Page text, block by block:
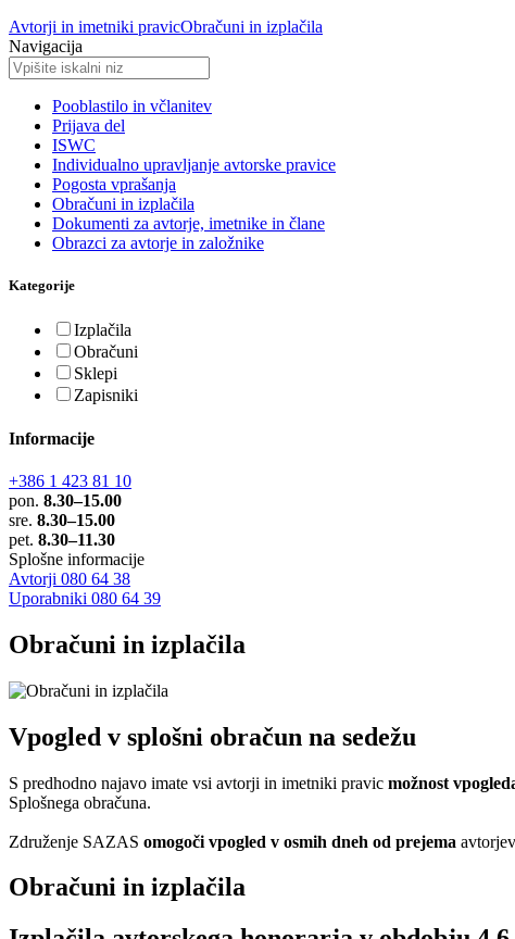
Avtorji in imetniki pravicObračuni in izplačila
Navigacija
Pooblastilo in včlanitev
Prijava del
ISWC
Individualno upravljanje avtorske pravice
Pogosta vprašanja
Obračuni in izplačila
Dokumenti za avtorje, imetnike in člane
Obrazci za avtorje in založnike
Kategorije
Izplačila
Obračuni
Sklepi
Zapisniki
Informacije
+386 1 423 81 10
pon. 8.30–15.00
sre. 8.30–15.00
pet. 8.30–11.30
Splošne informacije
Avtorji 080 64 38
Uporabniki 080 64 39
Obračuni in izplačila
Vpogled v splošni obračun na sedežu
S predhodno najavo imate vsi avtorji in imetniki pravic možnost
Splošnega obračuna.
Združenje SAZAS omogoči vpogled v osmih dneh od prejema
Obračuni in izplačila